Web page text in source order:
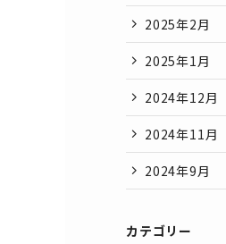
2025年2月
2025年1月
2024年12月
2024年11月
2024年9月
カテゴリー